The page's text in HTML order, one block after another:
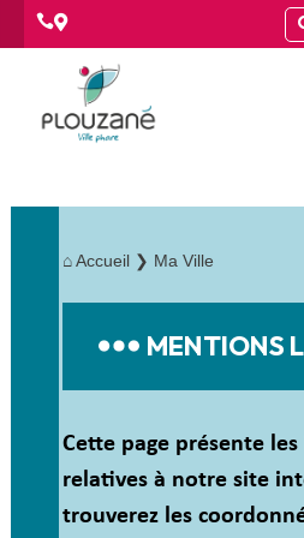

⌂Accueil ❯ Ma Ville
MENTIONS
Cette page présente
relatives à notre site
trouverez les